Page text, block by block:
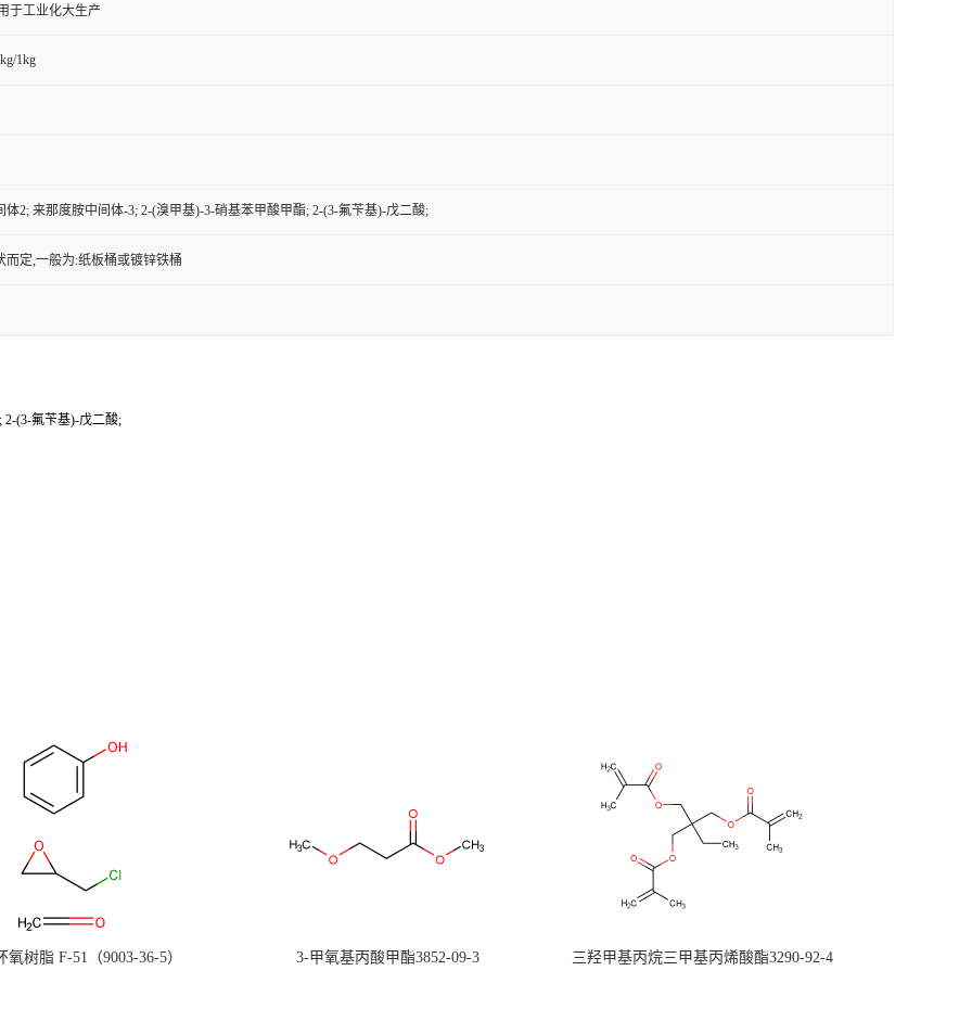
于工业化大生产
1kg
体2; 来那度胺中间体-3; 2-(溴甲基)-3-硝基苯甲酸甲酯; 2-(3-氟苄基)-戊二酸;
而定,一般为:纸板桶或镀锌铁桶
2-(3-氟苄基)-戊二酸;
氧树脂 F-51（9003-36-5） 3-甲氧基丙酸甲酯3852-09-3 三羟甲基丙烷三甲基丙烯酸酯3290-92-4